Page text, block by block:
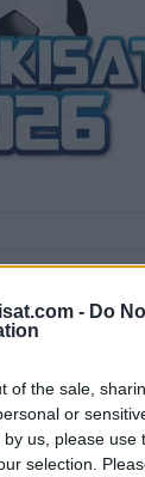
- Do
of the sale,
or
us, please use
selection.